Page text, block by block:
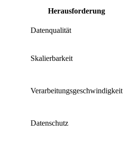
Herausforderung
Datenqualität
Skalierbarkeit
Verarbeitungsgeschwindigkeit
Datenschutz